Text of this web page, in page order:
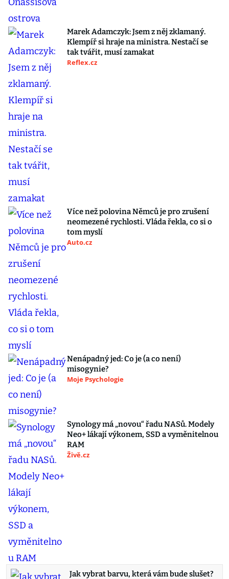
Marek Adamczyk: Jsem z něj zklamaný.
Klempíř si hraje na ministra. Nestačí se
tak tvářit, musí zamakat
Reflex.cz
Více než polovina Němců je pro zrušení
neomezené rychlosti. Vláda řekla, co si o
tom myslí
Auto.cz
Nenápadný jed: Co je (a co není)
misogynie?
Moje Psychologie
Synology má „novou“ řadu NASů. Modely
Neo+ lákají výkonem, SSD a vyměnitelnou
RAM
Živě.cz
Jak vybrat barvu, která vám bude slušet?